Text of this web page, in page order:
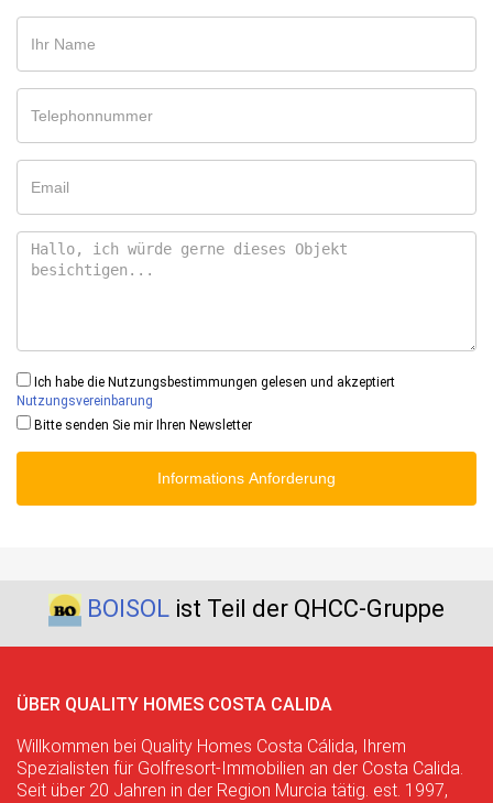
Ich habe die Nutzungsbestimmungen gelesen und akzeptiert
Nutzungsvereinbarung
Bitte senden Sie mir Ihren Newsletter
Informations Anforderung
BOISOL ist Teil der QHCC-Gruppe
ÜBER QUALITY HOMES COSTA CALIDA
Willkommen bei Quality Homes Costa Cálida, Ihrem
Spezialisten für Golfresort-Immobilien an der Costa Calida.
Seit über 20 Jahren in der Region Murcia tätig. est. 1997,